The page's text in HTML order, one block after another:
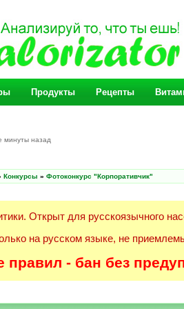
Продукты Рецепты
минуты назад
Конкурсы » Фотоконкурс "Корпоративчик"
Открыт для русскоязычного
на русском языке, не
правил - бан без